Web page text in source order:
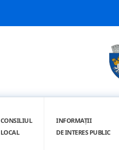
CONSILIUL
LOCAL
INFORMAȚII
DE INTERES PUBLIC